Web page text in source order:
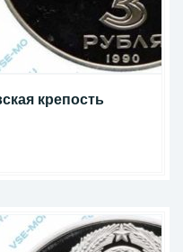
крепость